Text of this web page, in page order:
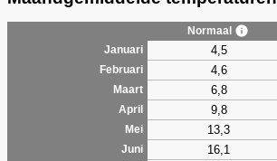
Normaal
Januari
4,5
Februari 4,6
Maart 6,8
April 9,8
Mei
13,3
Juni
16,1